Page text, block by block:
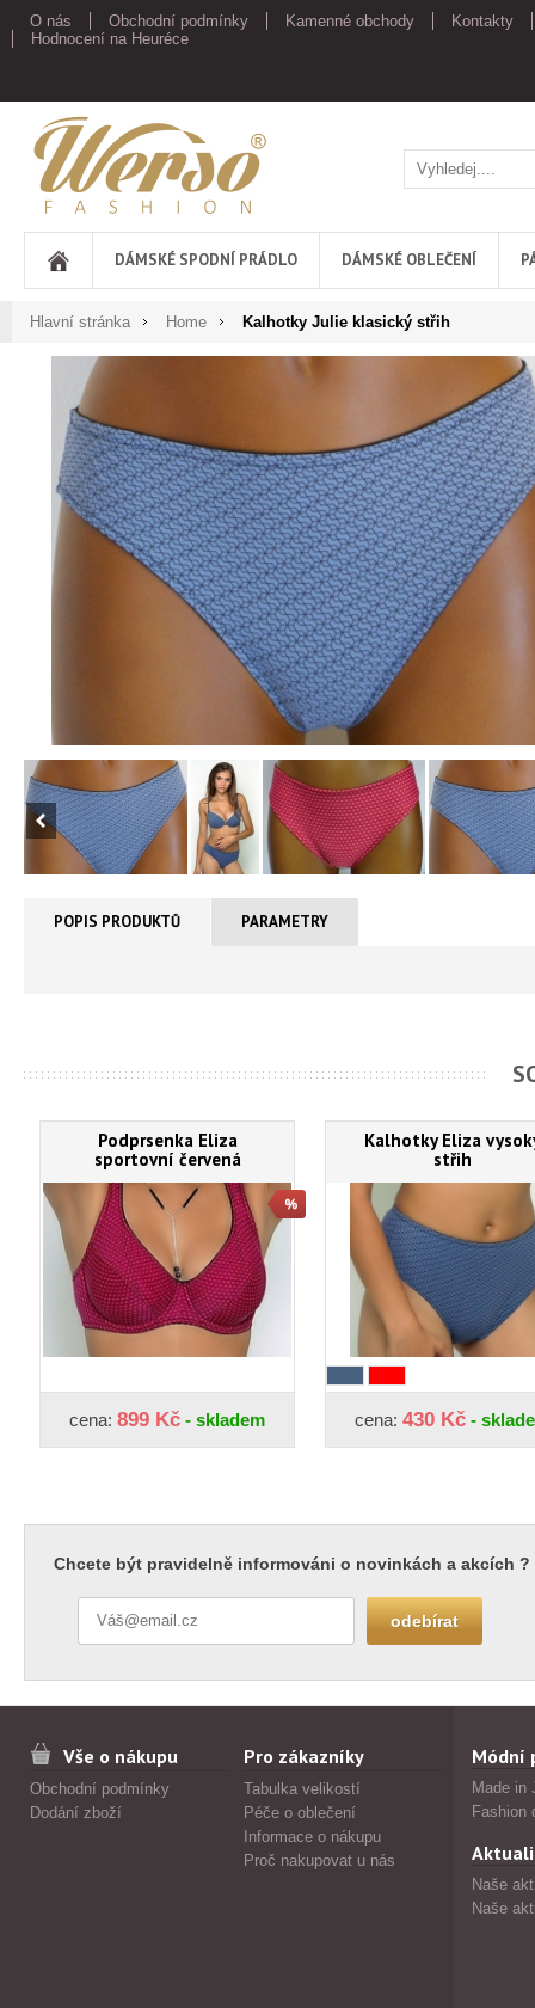
O nás Obchodní podmínky Kamenné obchody
Kontakty
Hodnocení na Heuréce
Werso
DÁMSKÉ SPODNÍ PRÁDLO DÁMSKÉ OBLEČENÍ
Hlavní stránka Home Kalhotky Julie klasický střih
POPIS PRODUKTŮ PARAMETRY
Podprsenka Eliza
sportovní červená
cena: 899 Kč - skladem
Kalhotky Eliza
střih
cena: 430 Kč -
Chcete být pravidelně informováni o novinkách a akcích ?
Vše o nákupu
Obchodní podmínky
Dodání zboží
Pro zákazníky
Tabulka velikostí
Péče o oblečení
Informace o nákupu
Proč nakupovat u nás
Módní
Made in
Fashion
Naše
Naše